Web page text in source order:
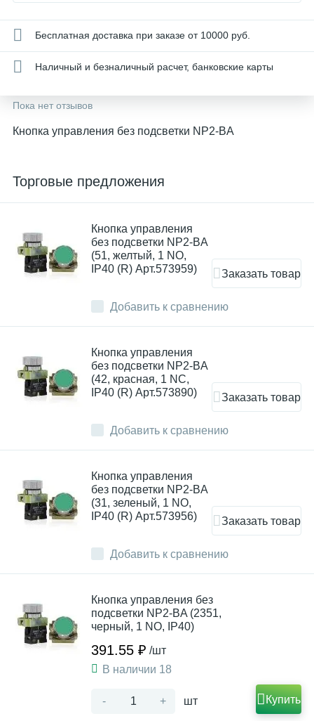
Бесплатная доставка при заказе от 10000 руб.
Наличный и безналичный расчет, банковские карты
Пока нет отзывов
Кнопка управления без подсветки NP2-BA
Торговые предложения
Добавить к сравнению
Кнопка управления
без подсветки NP2-BA
(51, желтый, 1 NO,
IP40 (R) Арт.573959)
Заказать товар
Добавить к сравнению
Кнопка управления
без подсветки NP2-BA
(42, красная, 1 NC,
IP40 (R) Арт.573890)
Заказать товар
Добавить к сравнению
Кнопка управления
без подсветки NP2-BA
(31, зеленый, 1 NO,
IP40 (R) Арт.573956)
Заказать товар
Кнопка управления без
подсветки NP2-BA (2351,
черный, 1 NO, IP40)
391.55 ₽ /шт
В наличии 18
- + шт Купить